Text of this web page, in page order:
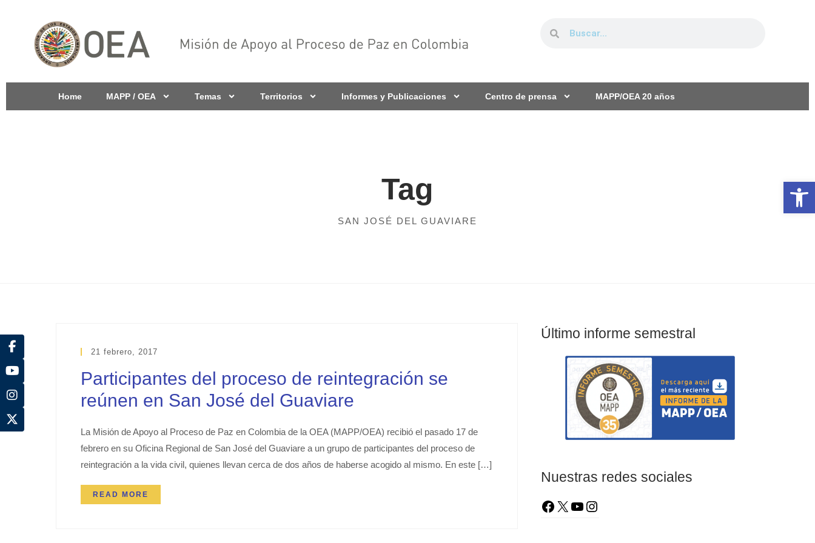
Home MAPP / OEA Temas Territorios Informes y Publicaciones Centro de prensa MAPP/OEA 20 años
Tag
SAN JOSÉ DEL GUAVIARE
21 febrero, 2017
Participantes del proceso de reintegración se
reúnen en San José del Guaviare
La Misión de Apoyo al Proceso de Paz en Colombia de la OEA (MAPP/OEA) recibió el pasado 17 de
febrero en su Oficina Regional de San José del Guaviare a un grupo de participantes del proceso de
reintegración a la vida civil, quienes llevan cerca de dos años de haberse acogido al mismo. En este […]
READ MORE
Último informe semestral
Nuestras redes sociales